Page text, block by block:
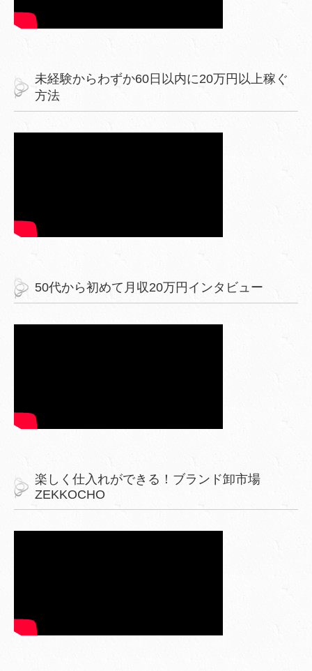
未経験からわずか60日以内に20万円以上稼ぐ
方法
50代から初めて月収20万円インタビュー
楽しく仕入れができる！ブランド卸市場
ZEKKOCHO